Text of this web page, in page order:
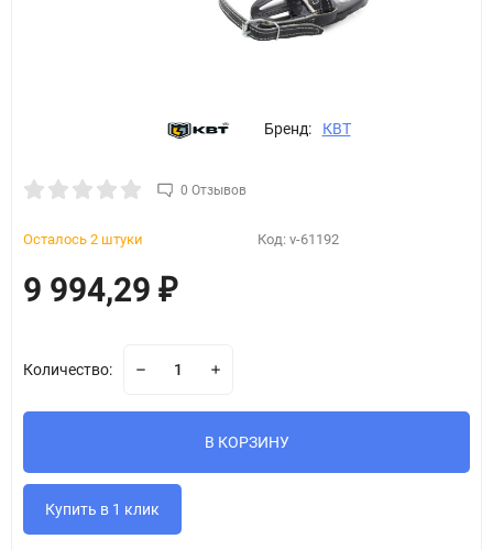
Бренд: КВТ
0 Отзывов
Код: v-61192
Осталось 2 штуки
9 994,29 ₽
Количество:
В КОРЗИНУ